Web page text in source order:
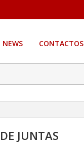
NEWS CONTACTOS
JUNTAS